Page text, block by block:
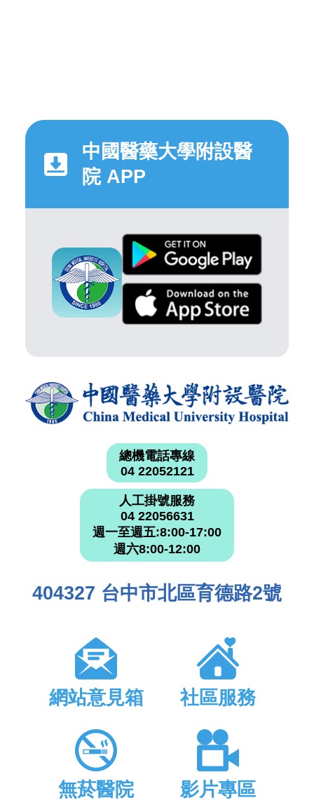
中國醫藥大學附設醫
院 APP
總機電話專線
04 22052121
人工掛號服務
04 22056631
週一至週五:8:00-17:00
週六8:00-12:00
404327 台中市北區育德路2號
網站意見箱 社區服務
無菸醫院 影片專區